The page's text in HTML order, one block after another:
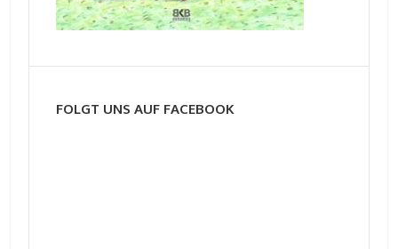
FOLGT UNS AUF FACEBOOK